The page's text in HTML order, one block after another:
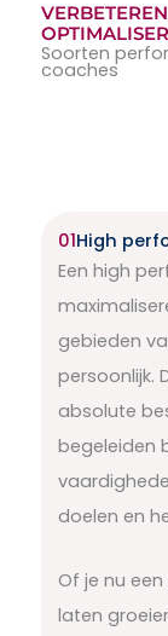
Soorten
coaches
01High
Een high
gebieden
persoonlijk.
absolute
begeleiden
doelen en
Of je nu
laten